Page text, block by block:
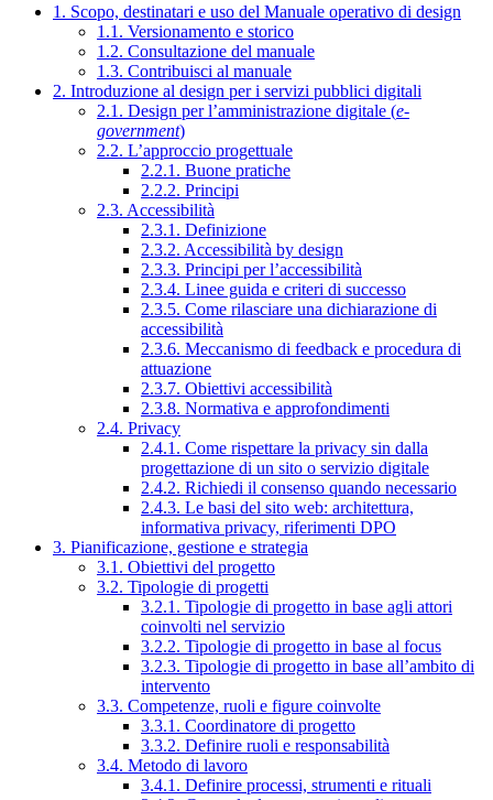
1. Scopo, destinatari e uso del Manuale operativo di design
1.1. Versionamento e storico
1.2. Consultazione del manuale
1.3. Contribuisci al manuale
2. Introduzione al design per i servizi pubblici digitali
2.1. Design per l’amministrazione digitale (e-
government)
2.2. L’approccio progettuale
2.2.1. Buone pratiche
2.2.2. Principi
2.3. Accessibilità
2.3.1. Definizione
2.3.2. Accessibilità by design
2.3.3. Principi per l’accessibilità
2.3.4. Linee guida e criteri di successo
2.3.5. Come rilasciare una dichiarazione di
accessibilità
2.3.6. Meccanismo di feedback e procedura di
attuazione
2.3.7. Obiettivi accessibilità
2.3.8. Normativa e approfondimenti
2.4. Privacy
2.4.1. Come rispettare la privacy sin dalla
progettazione di un sito o servizio digitale
2.4.2. Richiedi il consenso quando necessario
2.4.3. Le basi del sito web: architettura,
informativa privacy, riferimenti DPO
3. Pianificazione, gestione e strategia
3.1. Obiettivi del progetto
3.2. Tipologie di progetti
3.2.1. Tipologie di progetto in base agli attori
coinvolti nel servizio
3.2.2. Tipologie di progetto in base al focus
3.2.3. Tipologie di progetto in base all’ambito di
intervento
3.3. Competenze, ruoli e figure coinvolte
3.3.1. Coordinatore di progetto
3.3.2. Definire ruoli e responsabilità
3.4. Metodo di lavoro
3.4.1. Definire processi, strumenti e rituali